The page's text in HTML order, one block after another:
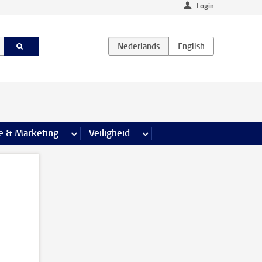
Login
& Marketing meer Communicatie & Marketing pagina’s
Veiligheid meer Veiligheid pagina’s